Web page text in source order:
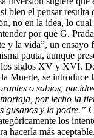
bien el pensar resulta
no en la idea, lo
por qué G.
y la vida”, un ensayo
pauta, aunque
siglos XV y XVI.
Muerte, se introduce
o sabios,
por lecho la
gusanos y la podre.”
los
hacerla más